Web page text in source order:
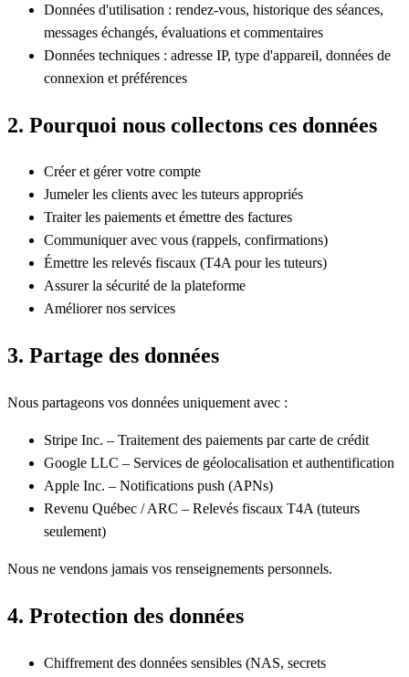
Données d'utilisation : rendez-vous, historique des séances,
messages échangés, évaluations et commentaires
Données techniques : adresse IP, type d'appareil, données de
connexion et préférences
2. Pourquoi nous collectons ces données
Créer et gérer votre compte
Jumeler les clients avec les tuteurs appropriés
Traiter les paiements et émettre des factures
Communiquer avec vous (rappels, confirmations)
Émettre les relevés fiscaux (T4A pour les tuteurs)
Assurer la sécurité de la plateforme
Améliorer nos services
3. Partage des données
Nous partageons vos données uniquement avec :
Stripe Inc. – Traitement des paiements par carte de crédit
Google LLC – Services de géolocalisation et authentification
Apple Inc. – Notifications push (APNs)
Revenu Québec / ARC – Relevés fiscaux T4A (tuteurs
seulement)
Nous ne vendons jamais vos renseignements personnels.
4. Protection des données
Chiffrement des données sensibles (NAS, secrets